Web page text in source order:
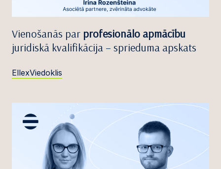
Vienošanās par profesionālo apmācību
juridiskā kvalifikācija – sprieduma apskats
EllexViedoklis